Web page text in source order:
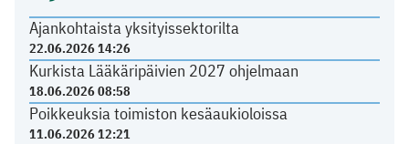
Ajankohtaista yksityissektorilta
22.06.2026 14:26
Kurkista Lääkäripäivien 2027 ohjelmaan
18.06.2026 08:58
Poikkeuksia toimiston kesäaukioloissa
11.06.2026 12:21